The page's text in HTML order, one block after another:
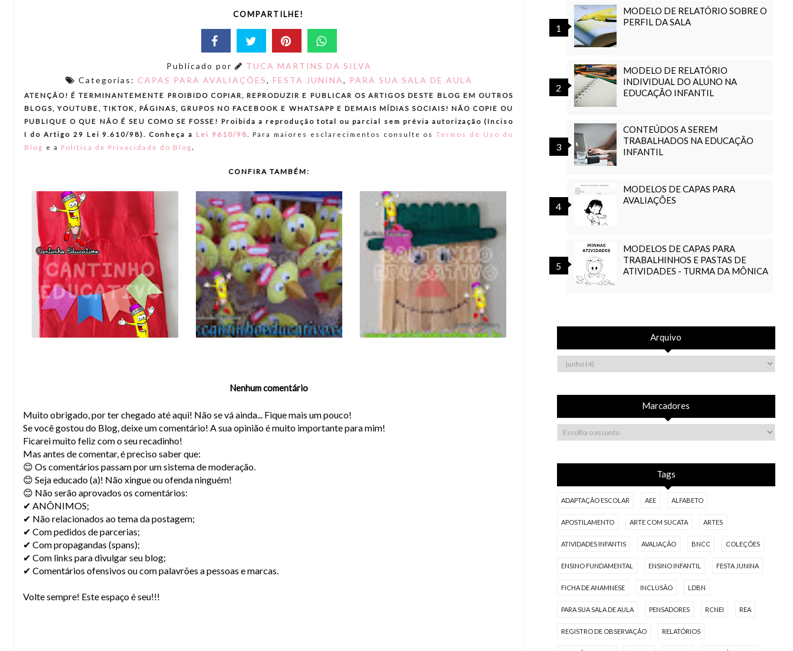
COMPARTILHE!
Publicado por
TUCA MARTINS DA SILVA
Categorias: CAPAS PARA AVALIAÇÕES, FESTA JUNINA, PARA SUA SALA DE AULA
ATENÇÃO! É TERMINANTEMENTE PROIBIDO COPIAR, REPRODUZIR E PUBLICAR OS ARTIGOS DESTE BLOG EM OUTROS
BLOGS, YOUTUBE, TIKTOK, PÁGINAS, GRUPOS NO FACEBOOK E WHATSAPP E DEMAIS MÍDIAS SOCIAIS! NÃO COPIE OU
PUBLIQUE O QUE NÃO É SEU COMO SE FOSSE! Proibida a reprodução total ou parcial sem prévia autorização (Inciso
I do Artigo 29 Lei 9.610/98). Conheça a Lei 9610/98 Para maiores esclarecimentos consulte osTermos de Uso do
Blog e a Política de Privacidade do Blog.
CONFIRA TAMBÉM:
Nenhum comentário
Muito obrigado, por ter chegado até aqui! Não se vá ainda... Fique mais um pouco!
Se você gostou do Blog, deixe um comentário! A sua opinião é muito importante para mim!
Ficarei muito feliz com o seu recadinho!
Mas antes de comentar, é preciso saber que:
😊 Os comentários passam por um sistema de moderação.
😊 Seja educado (a)! Não xingue ou ofenda ninguém!
😊 Não serão aprovados os comentários:
✔ ANÔNIMOS;
✔ Não relacionados ao tema da postagem;
✔ Com pedidos de parcerias;
✔ Com propagandas (spans);
✔ Com links para divulgar seu blog;
✔ Comentários ofensivos ou com palavrões a pessoas e marcas.
Volte sempre! Este espaço é seu!!!
MODELO DE RELATÓRIO SOBRE O
PERFIL DA SALA
MODELO DE RELATÓRIO
INDIVIDUAL DO ALUNO NA
EDUCAÇÃO INFANTIL
CONTEÚDOS A SEREM
TRABALHADOS NA EDUCAÇÃO
INFANTIL
MODELOS DE CAPAS PARA
AVALIAÇÕES
MODELOS DE CAPAS PARA
TRABALHINHOS E PASTAS DE
ATIVIDADES - TURMA DA MÔNICA
Arquivo
Marcadores
Tags
ADAPTAÇÃO ESCOLAR AEE ALFABETO
APOSTILAMENTO ARTE COM SUCATA ARTES
ATIVIDADES INFANTIS AVALIAÇÃO BNCC COLEÇÕES
ENSINO FUNDAMENTAL ENSINO INFANTIL FESTA JUNINA
FICHA DE ANAMNESE INCLUSÃO LDBN
PARA SUA SALA DE AULA PENSADORES RCNEI REA
REGISTRO DE OBSERVAÇÃO RELATÓRIOS